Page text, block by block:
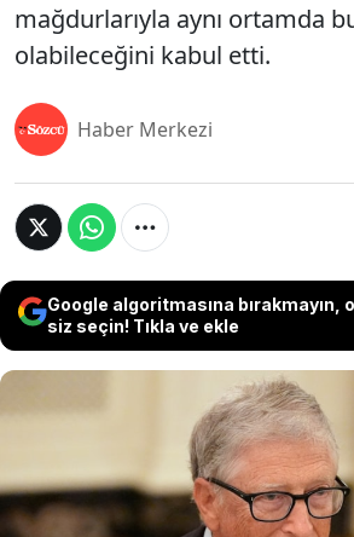
mağdurlarıyla aynı ortamda
olabileceğini kabul etti.
Haber Merkezi
Google algoritmasına bırakmayın,
siz seçin! Tıkla ve ekle
ABD Temsilciler Meclisi
milyarder Bill Gates ve Jeffrey
asistanı Lesley Groff'un
verdikleri ifadelerin